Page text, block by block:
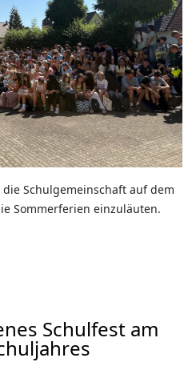
Schulgemeinschaft auf dem
Sommerferien einzuläuten.
Schulfest am